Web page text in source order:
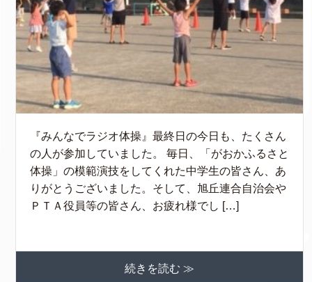
『みんなでラジオ体操』最終日の今日も、たくさん
の人が参加していました。 毎日、「がおかふるさと
体操」の模範演技をしてくれた中学生の皆さん、あ
りがとうございました。そして、旭丘連合自治会や
ＰＴＡ役員等の皆さん、お疲れ様でし […]
続きを読む ≫